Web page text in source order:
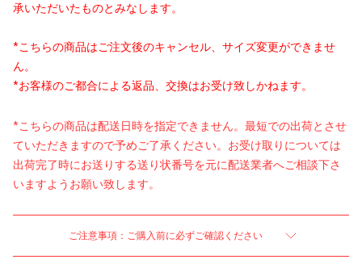
承いただいたものとみなします。
*こちらの商品はご注文後のキャンセル、サイズ変更ができませ
ん。
*お客様のご都合による返品、交換はお受け致しかねます。
*こちらの商品は配送日時を指定できません。最短での出荷とさせ
ていただきますので予めご了承ください。お受け取りについては
出荷完了時にお送りする送り状番号を元に配送業者へご相談下さ
いますようお願い致します。
ご注意事項：ご購入前に必ずご確認ください